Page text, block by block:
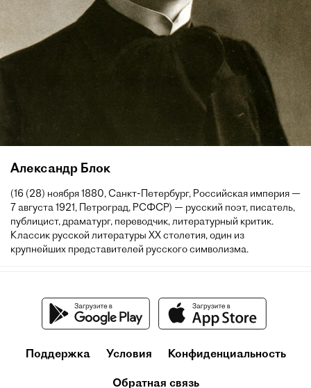
Александр Блок
(16 (28) ноября 1880, Санкт-Петербург, Российская империя —
7 августа 1921, Петроград, РСФСР) — русский поэт, писатель,
публицист, драматург, переводчик, литературный критик.
Классик русской литературы XX столетия, один из
крупнейших представителей русского символизма.
Поддержка Условия Конфиденциальность
Обратная связь